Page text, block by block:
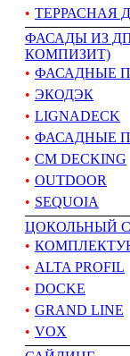
ТЕРРАСНАЯ
ФАСАДЫ ИЗ
КОМПИЗИТ)
ФАСАДНЫЕ
ЭКОДЭК
LIGNADECK
ФАСАДНЫЕ
CM DECKING
OUTDOOR
SEQUOIA
ЦОКОЛЬНЫЙ
ALTA PROFIL
DOCKE
GRAND LINE
VOX